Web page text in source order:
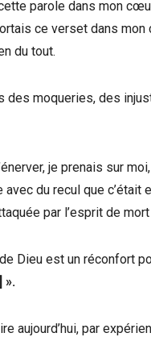
parole dans mon
ce verset dans
du tout.
des moqueries, des
je prenais sur
du recul que
par l’esprit de
Dieu est un réconfort
».
aujourd’hui, par